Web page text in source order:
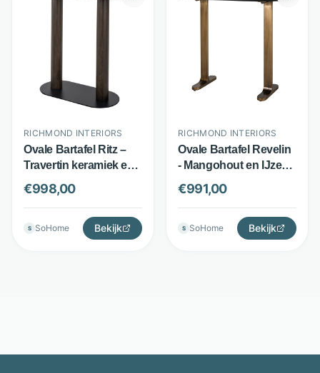
RICHMOND INTERIORS
Ovale Bartafel Ritz –
Travertin keramiek en
eiken fineer – 140x75
cm – Bruin –
Richmond Interiors
€998,00
S SoHome Bekijk
RICHMOND INTERIORS
Ovale Bartafel Revelin
- Mangohout en IJzer -
140 x 75 cm - Zwart -
Richmond Interiors
€991,00
S SoHome Bekijk